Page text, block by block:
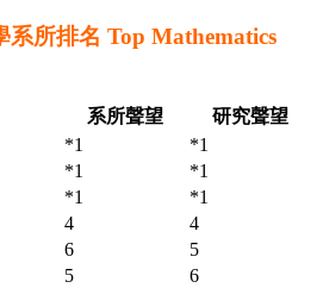
系所排名 Top Mathematics
系所聲望
研究聲望
*1
*1
*1
*1
*1
*1
4
4
6
5
5
6